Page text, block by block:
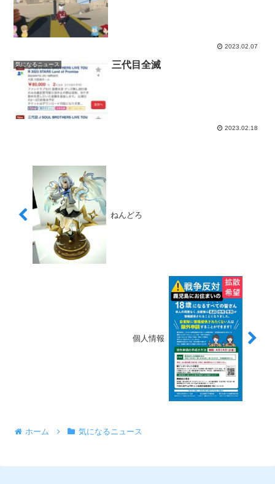
2023.02.07
気になるニュース 三代目全滅
2023.02.18
ねんどろ
個人情報
ホーム 気になるニュース